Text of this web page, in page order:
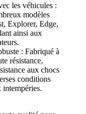
les véhicules :
modèles
Explorer, Edge,
ainsi aux
: Fabriqué à
résistance,
aux chocs
conditions